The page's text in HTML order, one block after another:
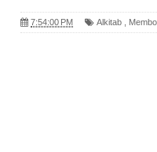
7:54:00 PM Alkitab